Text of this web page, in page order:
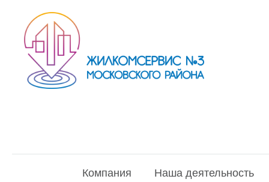
Компания Наша деятельность